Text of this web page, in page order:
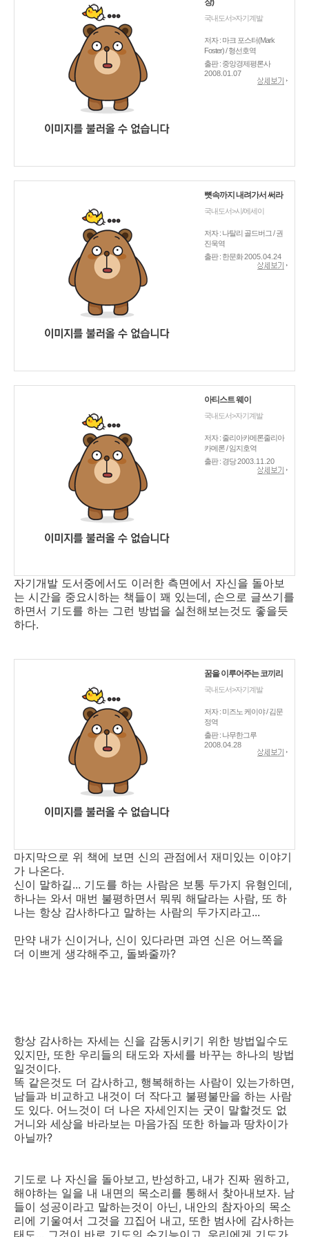
장)
국내도서>자기계발
저자 : 마크 포스터(Mark
Foster) / 형선호역
출판 : 중앙경제평론사
2008.01.07
뼛속까지 내려가서 써라
국내도서>시/에세이
저자 : 나탈리 골드버그 / 권
진욱역
출판 : 한문화2005.04.24
아티스트 웨이
국내도서>자기계발
저자 : 줄리아카메론줄리아
카메론 / 임지호역
출판 : 경당2003.11.20
자기개발 도서중에서도 이러한 측면에서 자신을 돌아보
는 시간을 중요시하는 책들이 꽤 있는데, 손으로 글쓰기를
하면서 기도를 하는 그런 방법을 실천해보는것도 좋을듯
하다.
꿈을 이루어주는 코끼리
국내도서>자기계발
저자 : 미즈노 케이야 / 김문
정역
출판 : 나무한그루
2008.04.28
마지막으로 위 책에 보면 신의 관점에서 재미있는 이야기
가 나온다.
신이 말하길... 기도를 하는 사람은 보통 두가지 유형인데,
하나는 와서 매번 불평하면서 뭐뭐 해달라는 사람, 또 하
나는 항상 감사하다고 말하는 사람의 두가지라고...
만약 내가 신이거나, 신이 있다라면 과연 신은 어느쪽을
더 이쁘게 생각해주고, 돌봐줄까?
항상 감사하는 자세는 신을 감동시키기 위한 방법일수도
있지만, 또한 우리들의 태도와 자세를 바꾸는 하나의 방법
일것이다.
똑 같은것도 더 감사하고, 행복해하는 사람이 있는가하면,
남들과 비교하고 내것이 더 작다고 불평불만을 하는 사람
도 있다. 어느것이 더 나은 자세인지는 굿이 말할것도 없
거니와 세상을 바라보는 마음가짐 또한 하늘과 땅차이가
아닐까?
기도로 나 자신을 돌아보고, 반성하고, 내가 진짜 원하고,
해야하는 일을 내 내면의 목소리를 통해서 찾아내보자. 남
들이 성공이라고 말하는것이 아닌, 내안의 참자아의 목소
리에 기울여서 그것을 끄집어 내고, 또한 범사에 감사하는
태도... 그것이 바로 기도의 순기능이고, 우리에게 기도가